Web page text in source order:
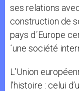
ses relations
construction de
pays d´Europe
´une société
L’Union
l’histoire : celui